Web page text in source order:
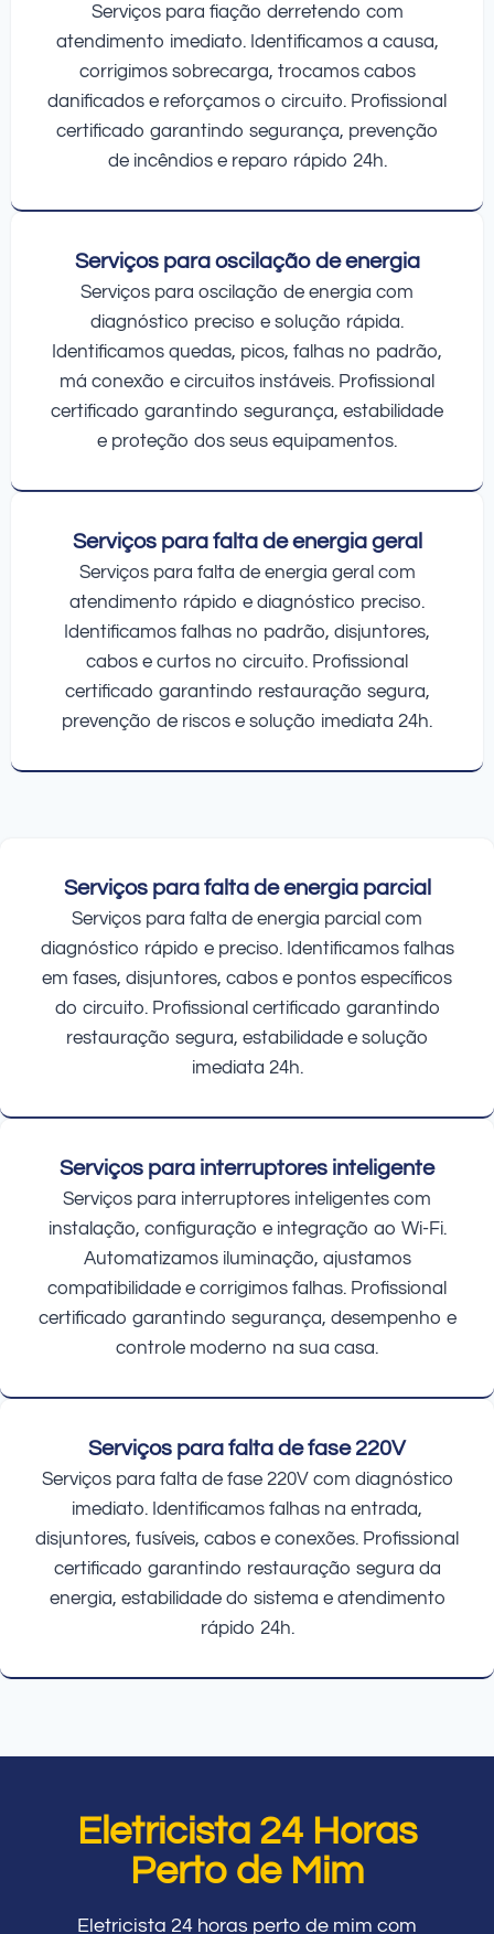
Serviços para fiação derretendo com
atendimento imediato. Identificamos a causa,
corrigimos sobrecarga, trocamos cabos
danificados e reforçamos o circuito. Profissional
certificado garantindo segurança, prevenção
de incêndios e reparo rápido 24h.
Serviços para oscilação de energia
Serviços para oscilação de energia com
diagnóstico preciso e solução rápida.
Identificamos quedas, picos, falhas no padrão,
má conexão e circuitos instáveis. Profissional
certificado garantindo segurança, estabilidade
e proteção dos seus equipamentos.
Serviços para falta de energia geral
Serviços para falta de energia geral com
atendimento rápido e diagnóstico preciso.
Identificamos falhas no padrão, disjuntores,
cabos e curtos no circuito. Profissional
certificado garantindo restauração segura,
prevenção de riscos e solução imediata 24h.
Serviços para falta de energia parcial
Serviços para falta de energia parcial com
diagnóstico rápido e preciso. Identificamos falhas
em fases, disjuntores, cabos e pontos específicos
do circuito. Profissional certificado garantindo
restauração segura, estabilidade e solução
imediata 24h.
Serviços para interruptores inteligente
Serviços para interruptores inteligentes com
instalação, configuração e integração ao Wi-Fi.
Automatizamos iluminação, ajustamos
compatibilidade e corrigimos falhas. Profissional
certificado garantindo segurança, desempenho e
controle moderno na sua casa.
Serviços para falta de fase 220V
Serviços para falta de fase 220V com diagnóstico
imediato. Identificamos falhas na entrada,
disjuntores, fusíveis, cabos e conexões. Profissional
certificado garantindo restauração segura da
energia, estabilidade do sistema e atendimento
rápido 24h.
Eletricista 24 Horas
Perto de Mim
Eletricista 24 horas perto de mim com